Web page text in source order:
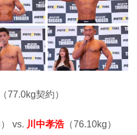
77.0kg契約）
vs. 川中孝浩（76.10kg）